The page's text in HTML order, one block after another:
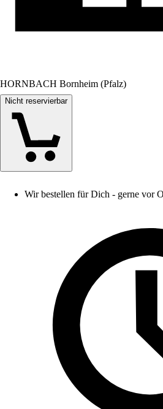
HORNBACH Bornheim (Pfalz)
Nicht reservierbar
Wir bestellen für Dich - gerne vor